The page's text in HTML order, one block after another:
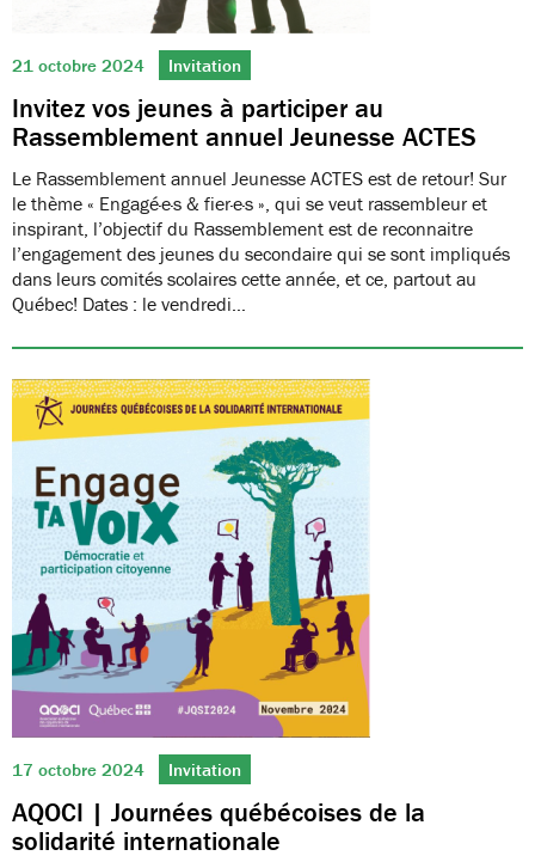
21 octobre 2024 Invitation
Invitez vos jeunes à participer au
Rassemblement annuel Jeunesse ACTES
Le Rassemblement annuel Jeunesse ACTES est de retour! Sur
le thème « Engagé·e·s & fier·e·s », qui se veut rassembleur et
inspirant, l’objectif du Rassemblement est de reconnaitre
l’engagement des jeunes du secondaire qui se sont impliqués
dans leurs comités scolaires cette année, et ce, partout au
Québec! Dates : le vendredi…
17 octobre 2024 Invitation
AQOCI | Journées québécoises de la
solidarité internationale